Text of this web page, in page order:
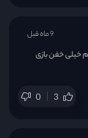
خیلی خفن بازی
0 3
9 ماه قبل